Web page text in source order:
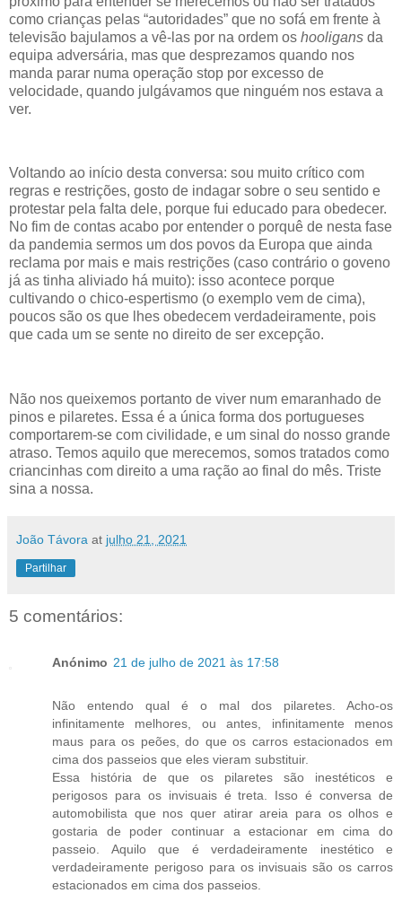
como crianças pelas “autoridades” que no sofá em frente à
televisão bajulamos a vê-las por na ordem os hooligans da
equipa adversária, mas que desprezamos quando nos
manda parar numa operação stop por excesso de
velocidade, quando julgávamos que ninguém nos estava a
ver.
Voltando ao início desta conversa: sou muito crítico com
regras e restrições, gosto de indagar sobre o seu sentido e
protestar pela falta dele, porque fui educado para obedecer.
No fim de contas acabo por entender o porquê de nesta fase
da pandemia sermos um dos povos da Europa que ainda
reclama por mais e mais restrições (caso contrário o goveno
já as tinha aliviado há muito): isso acontece porque
cultivando o chico-espertismo (o exemplo vem de cima),
poucos são os que lhes obedecem verdadeiramente, pois
que cada um se sente no direito de ser excepção.
Não nos queixemos portanto de viver num emaranhado de
pinos e pilaretes. Essa é a única forma dos portugueses
comportarem-se com civilidade, e um sinal do nosso grande
atraso. Temos aquilo que merecemos, somos tratados como
criancinhas com direito a uma ração ao final do mês. Triste
sina a nossa.
João Távora at julho 21, 2021
Partilhar
5 comentários:
Anónimo 21 de julho de 2021 às 17:58
Não entendo qual é o mal dos pilaretes. Acho-os
infinitamente melhores, ou antes, infinitamente menos
maus para os peões, do que os carros estacionados em
cima dos passeios que eles vieram substituir.
Essa história de que os pilaretes são inestéticos e
perigosos para os invisuais é treta. Isso é conversa de
automobilista que nos quer atirar areia para os olhos e
gostaria de poder continuar a estacionar em cima do
passeio. Aquilo que é verdadeiramente inestético e
verdadeiramente perigoso para os invisuais são os carros
estacionados em cima dos passeios.